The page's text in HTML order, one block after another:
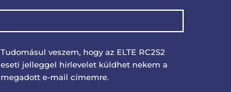
Tudomásul veszem, hogy az ELTE RC2S2
eseti jelleggel hírlevelet küldhet nekem a
megadott e-mail címemre.